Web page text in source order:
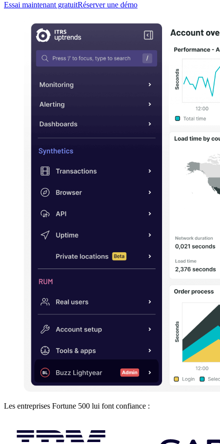
Essai maintenant gratuitRéserver une démo
Les entreprises Fortune 500 lui font confiance :